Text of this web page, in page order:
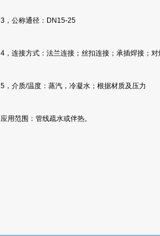
3，公称通径：DN15-25
4，连接方式：法兰连接；丝扣连接；承插焊接；对
5，介质/温度：蒸汽，冷凝水；根据材质及压力
应用范围：管线疏水或伴热。